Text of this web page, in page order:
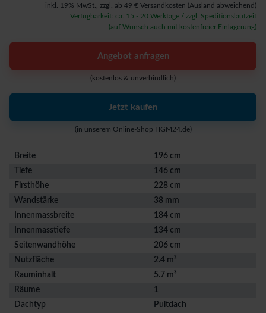
inkl. 19% MwSt., zzgl. ab 49 € Versandkosten (Ausland abweichend)
Verfügbarkeit: ca. 15 - 20 Werktage / zzgl. Speditionslaufzeit
(auf Wunsch auch mit kostenfreier Einlagerung)
Angebot anfragen
(kostenlos & unverbindlich)
Jetzt kaufen
(in unserem Online-Shop HGM24.de)
Breite
196 cm
Tiefe
146 cm
Firsthöhe
228 cm
Wandstärke
38 mm
Innenmassbreite
184 cm
Innenmasstiefe
134 cm
Seitenwandhöhe
206 cm
Nutzfläche
2.4 m²
Rauminhalt
5.7 m³
Räume
1
Dachtyp
Pultdach